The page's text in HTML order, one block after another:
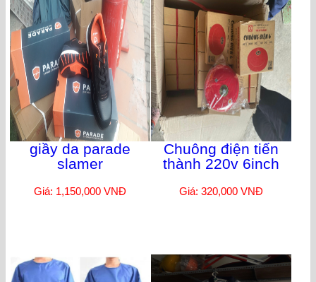
giầy da parade
slamer
Giá: 1,150,000 VNĐ
Chuông điện tiến
thành 220v 6inch
Giá: 320,000 VNĐ